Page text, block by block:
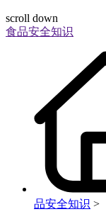
scroll down
食品安全知识
品安全知识 >